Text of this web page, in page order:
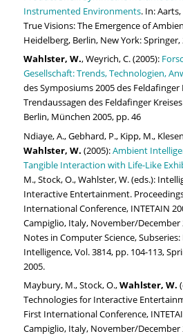
Instrumented Environments. In: Aarts,
True Visions: The Emergence of
Heidelberg, Berlin, New York: Springer,
Wahlster, W., Weyrich, C. (2005):
Gesellschaft: Trends, Technologien,
des Symposiums 2005 des
Trendaussagen des Feldafinger
Berlin, München 2005, pp. 46
Ndiaye, A., Gebhard, P., Kipp, M.,
Wahlster, W. (2005):Ambient
Tangible Interaction with Life-Like
M., Stock, O., Wahlster, W. (eds.):
Interactive Entertainment.
International Conference, INTETAIN
Campiglio, Italy, November/December
Notes in Computer Science,
Intelligence, Vol. 3814, pp. 104-113,
2005.
Maybury, M., Stock, O.,Wahlster, W.
Technologies for Interactive
First International Conference,
Campiglio, Italy, November/December